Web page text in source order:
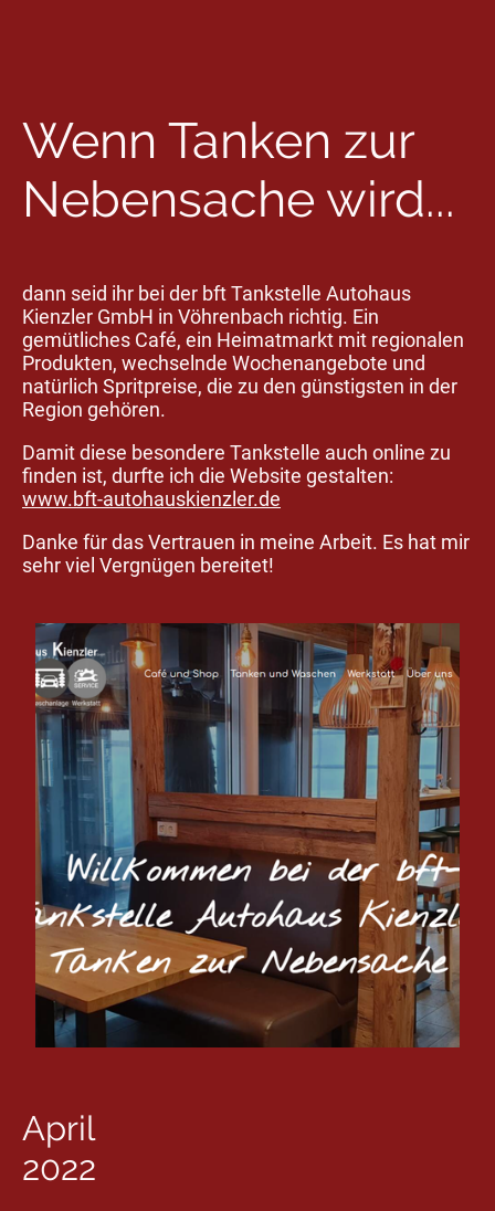
Wenn Tanken zur
Nebensache wird...
dann seid ihr bei der bft Tankstelle Autohaus
Kienzler GmbH in Vöhrenbach richtig. Ein
gemütliches Café, ein Heimatmarkt mit regionalen
Produkten, wechselnde Wochenangebote und
natürlich Spritpreise, die zu den günstigsten in der
Region gehören.
Damit diese besondere Tankstelle auch online zu
finden ist, durfte ich die Website gestalten:
www.bft-autohauskienzler.de
Danke für das Vertrauen in meine Arbeit. Es hat mir
sehr viel Vergnügen bereitet!
April
2022